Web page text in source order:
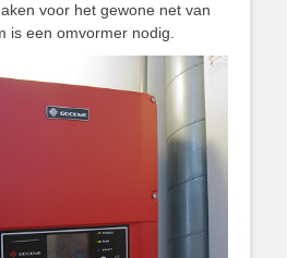
voor het gewone net van
is een omvormer nodig.